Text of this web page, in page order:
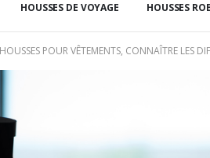
HOUSSES DE VOYAGE HOUSSES
HOUSSES POUR VÊTEMENTS, CONNAÎTRE LES